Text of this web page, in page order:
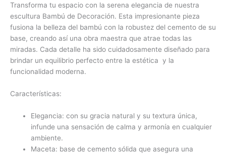
Transforma tu espacio con la serena elegancia de nuestra
escultura Bambú de Decoración. Esta impresionante pieza
fusiona la belleza del bambú con la robustez del cemento de su
base, creando así una obra maestra que atrae todas las
miradas. Cada detalle ha sido cuidadosamente diseñado para
brindar un equilibrio perfecto entre la estética y la
funcionalidad moderna.
Características:
Elegancia: con su gracia natural y su textura única,
infunde una sensación de calma y armonía en cualquier
ambiente.
Maceta: base de cemento sólida que asegura una